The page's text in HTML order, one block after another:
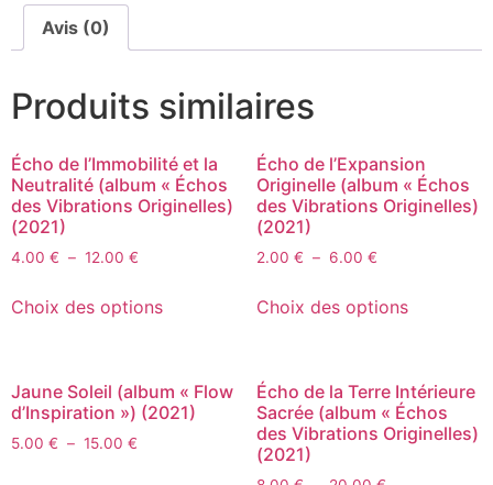
Avis (0)
Produits similaires
Écho de l’Immobilité et la
Neutralité (album « Échos
des Vibrations Originelles)
(2021)
4.00 € – 12.00 €
Choix des options
Écho de l’Expansion
Originelle (album « Échos
des Vibrations Originelles)
(2021)
2.00 € – 6.00 €
Choix des options
Jaune Soleil (album « Flow
d’Inspiration ») (2021)
5.00 € – 15.00 €
Écho de la Terre Intérieure
Sacrée (album « Échos
des Vibrations Originelles)
(2021)